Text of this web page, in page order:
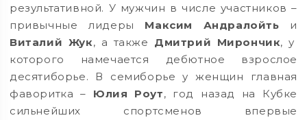
результативной. У мужчин в числе участников –
привычные лидеры Максим Андралойть и
Виталий Жук, а также Дмитрий Мирончик, у
которого намечается дебютное взрослое
десятиборье. В семиборье у женщин главная
фаворитка – Юлия Роут, год назад на Кубке
сильнейших спортсменов впервые